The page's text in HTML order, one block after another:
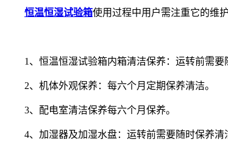
恒温恒湿试验箱使用过程中用户需注重它的维
1、恒温恒湿试验箱内箱清洁保养：运转前需要
2、机体外观保养：每六个月定期保养清洁。
3、配电室清洁保养每六个月保养。
4、加湿器及加湿水盘：运转前需要随时保养清